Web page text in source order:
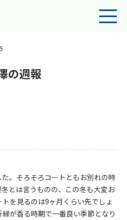
の週報
。そろそろコートともお別れの時
とは言うものの、この冬も大変お
を見るのは9ヶ月くらい先でしょ
が香る時期で一番良い季節となり